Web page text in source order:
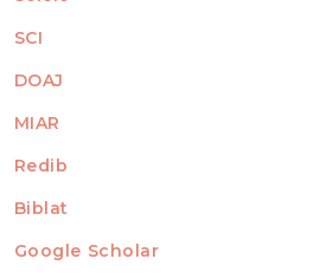
SCI
DOAJ
MIAR
Redib
Biblat
Google Scholar